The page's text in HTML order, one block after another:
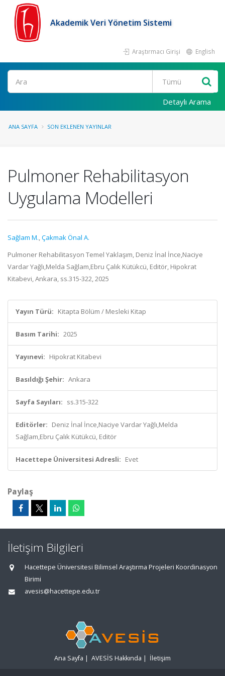
Akademik Veri Yönetim Sistemi
Araştırmacı Girişi English
Ara
Detaylı Arama
ANA SAYFA SON EKLENEN YAYINLAR
Pulmoner Rehabilitasyon
Uygulama Modelleri
Sağlam M.,Çakmak Önal A.
Pulmoner Rehabilitasyon Temel Yaklaşım, Deniz İnal İnce,Naciye
Vardar Yağlı,Melda Sağlam,Ebru Çalık Kütükcü, Editör, Hipokrat
Kitabevi, Ankara, ss.315-322, 2025
Yayın Türü: Kitapta Bölüm / Mesleki Kitap
Basım Tarihi: 2025
Yayınevi: Hipokrat Kitabevi
Basıldığı Şehir: Ankara
Sayfa Sayıları: ss.315-322
Editörler: Deniz İnal İnce,Naciye Vardar Yağlı,Melda
Sağlam,Ebru Çalık Kütükcü, Editör
Hacettepe Üniversitesi Adresli: Evet
Paylaş
İletişim Bilgileri
Hacettepe Üniversitesi Bilimsel Araştırma Projeleri Koordinasyon
Birimi
avesis@hacettepe.edu.tr
Ana Sayfa | AVESİS Hakkında | İletişim